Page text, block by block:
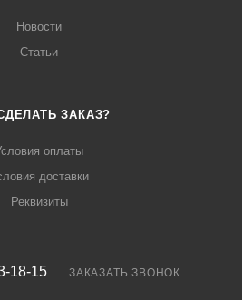
Новости
Статьи
ЗАКАЗ?
оплаты
доставки
Реквизиты
18-15 ЗАКАЗАТЬ ЗВОНОК